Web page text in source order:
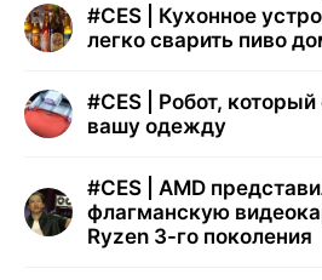
#CES | Кухонное
легко сварить пиво
#CES | Робот,
вашу одежду
#CES | AMD
флагманскую
Ryzen 3-го поколения